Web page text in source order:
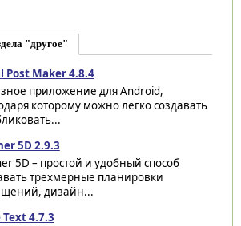
"другое"
Post Maker 4.8.4
приложение для Android,
которому можно легко создавать
5D 2.9.3
5D – простой и удобный способ
трехмерные планировки
дизайн...
Text 4.7.3